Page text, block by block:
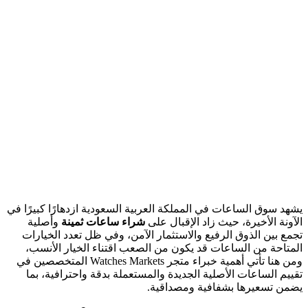
يشهد سوق الساعات في المملكة العربية السعودية ازدهارًا كبيرًا في
الآونة الأخيرة، حيث زاد الإقبال على شراء ساعات ثمينة وأصلية
تجمع بين الذوق الرفيع والاستثمار الآمن، وفي ظل تعدد الخيارات
المتاحة من الساعات قد يكون من الصعب اقتناء الخيار الأنسب،
ومن هنا تأتي أهمية خبراء متجر Watches Markets المتخصصين في
تقييم الساعات الأصلية الجديدة والمستعملة بدقة واحترافية، بما
يضمن تسعيرها بشفافية ومصداقية.